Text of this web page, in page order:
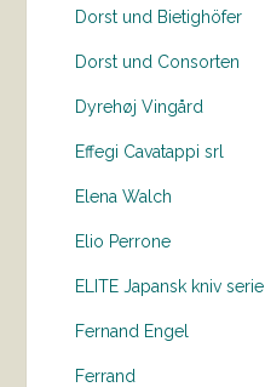
Dorst und Bietighöfer
Dorst und Consorten
Dyrehøj Vingård
Effegi Cavatappi srl
Elena Walch
Elio Perrone
ELITE Japansk kniv serie
Fernand Engel
Ferrand